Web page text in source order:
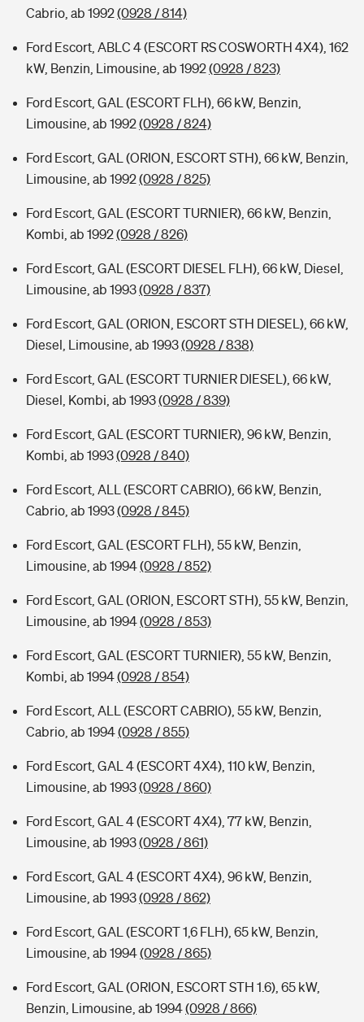
Cabrio, ab 1992(0928 / 814)
Ford Escort, ABLC 4 (ESCORT RS COSWORTH 4X4), 162
kW, Benzin, Limousine, ab 1992(0928 / 823)
Ford Escort, GAL (ESCORT FLH), 66 kW, Benzin,
Limousine, ab 1992(0928 / 824)
Ford Escort, GAL (ORION, ESCORT STH), 66 kW, Benzin,
Limousine, ab 1992(0928 / 825)
Ford Escort, GAL (ESCORT TURNIER), 66 kW, Benzin,
Kombi, ab 1992(0928 / 826)
Ford Escort, GAL (ESCORT DIESEL FLH), 66 kW, Diesel,
Limousine, ab 1993(0928 / 837)
Ford Escort, GAL (ORION, ESCORT STH DIESEL), 66 kW,
Diesel, Limousine, ab 1993(0928 / 838)
Ford Escort, GAL (ESCORT TURNIER DIESEL), 66 kW,
Diesel, Kombi, ab 1993(0928 / 839)
Ford Escort, GAL (ESCORT TURNIER), 96 kW, Benzin,
Kombi, ab 1993(0928 / 840)
Ford Escort, ALL (ESCORT CABRIO), 66 kW, Benzin,
Cabrio, ab 1993(0928 / 845)
Ford Escort, GAL (ESCORT FLH), 55 kW, Benzin,
Limousine, ab 1994(0928 / 852)
Ford Escort, GAL (ORION, ESCORT STH), 55 kW, Benzin,
Limousine, ab 1994(0928 / 853)
Ford Escort, GAL (ESCORT TURNIER), 55 kW, Benzin,
Kombi, ab 1994(0928 / 854)
Ford Escort, ALL (ESCORT CABRIO), 55 kW, Benzin,
Cabrio, ab 1994(0928 / 855)
Ford Escort, GAL 4 (ESCORT 4X4), 110 kW, Benzin,
Limousine, ab 1993(0928 / 860)
Ford Escort, GAL 4 (ESCORT 4X4), 77 kW, Benzin,
Limousine, ab 1993(0928 / 861)
Ford Escort, GAL 4 (ESCORT 4X4), 96 kW, Benzin,
Limousine, ab 1993(0928 / 862)
Ford Escort, GAL (ESCORT 1,6 FLH), 65 kW, Benzin,
Limousine, ab 1994(0928 / 865)
Ford Escort, GAL (ORION, ESCORT STH 1.6), 65 kW,
Benzin, Limousine, ab 1994(0928 / 866)